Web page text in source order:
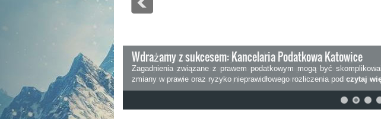
Wdrażamy z sukcesem: Kancelaria Podatkowa Katowice
Zagadnienia związane z prawem podatkowym mogą być
zmiany w prawie oraz ryzyko nieprawidłowego rozliczenia pod czytaj
2 3 4 5 6